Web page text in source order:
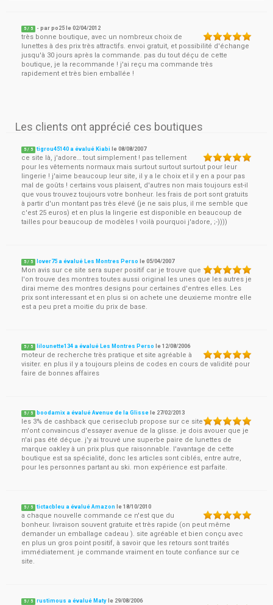
5 / 5 - parpo25 le02/04/2012
très bonne boutique, avec un nombreux choix de
lunettes à des prix très attractifs. envoi gratuit, et possibilité d'échange
jusqu'à 30 jours après la commande. pas du tout déçu de cette
boutique, je la recommande ! j'ai reçu ma commande très
rapidement et très bien emballée !
Les clients ont apprécié ces boutiques
5 / 5 tigrou45140 a évalué Kiabi le08/08/2007
ce site là, j'adore… tout simplement ! pas tellement
pour les vêtements normaux mais surtout surtout surtout pour leur
lingerie ! j'aime beaucoup leur site, il y a le choix et il y en a pour pas
mal de goûts ! certains vous plaisent, d'autres non mais toujours est-il
que vous trouvez toujours votre bonheur. les frais de port sont gratuits
à partir d'un montant pas très élevé (je ne sais plus, il me semble que
c'est 25 euros) et en plus la lingerie est disponible en beaucoup de
tailles pour beaucoup de modèles ! voilà pourquoi j'adore, ;-))))
5 / 5 lover75 a évalué Les Montres Perso le05/04/2007
Mon avis sur ce site sera super positif car je trouve que
l'on trouve des montres toutes aussi original les unes que les autres je
dirai meme des montres designs pour certaines d'entres elles. Les
prix sont interessant et en plus si on achete une deuxieme montre elle
est a peu pret a moitie du prix de base.
5 / 5 lilounette134 a évalué Les Montres Perso le12/08/2006
moteur de recherche très pratique et site agréable à
visiter. en plus il y a toujours pleins de codes en cours de validité pour
faire de bonnes affaires
5 / 5 boodamix a évalué Avenue de la Glisse le 27/02/2013
les 3% de cashback que ceriseclub propose sur ce site
m'ont convaincus d'essayer avenue de la glisse. je dois avouer que je
n'ai pas été déçue. j'y ai trouvé une superbe paire de lunettes de
marque oakley à un prix plus que raisonnable. l'avantage de cette
boutique est sa spécialité, donc les articles sont ciblés, entre autre,
pour les personnes partant au ski. mon expérience est parfaite.
5 / 5 tictacbleu a évalué Amazon le18/10/2010
a chaque nouvelle commande ce n'est que du
bonheur. livraison souvent gratuite et très rapide (on peut même
demander un emballage cadeau ). site agréable et bien conçu avec
en plus un gros point positif, à savoir que les retours sont traités
immédiatement. je commande vraiment en toute confiance sur ce
site.
5 / 5 rustimous a évalué Maty le 29/08/2006